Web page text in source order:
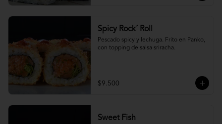
Spicy Rock´ Roll
Pescado spicy y lechuga. Frito en Panko,
con topping de salsa sriracha.
$9.500
Sweet Fish